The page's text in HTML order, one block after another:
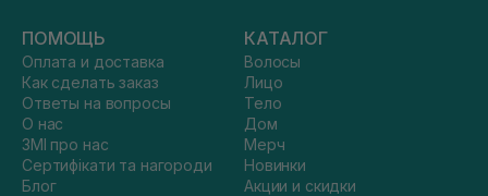
ПОМОЩЬ
Оплата и доставка
Как сделать заказ
Ответы на вопросы
О нас
ЗМІ про нас
Сертифікати та нагороди
Блог
КАТАЛОГ
Волосы
Лицо
Тело
Дом
Мерч
Новинки
Акции и скидки